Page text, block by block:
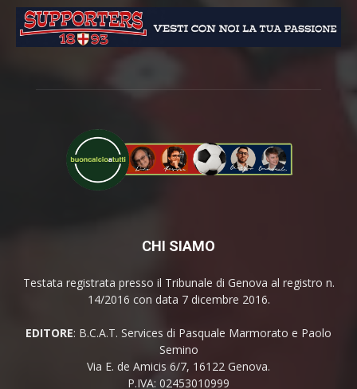
CHI SIAMO
Testata registrata presso il Tribunale di Genova al registro n.
14/2016 con data 7 dicembre 2016.
EDITORE: B.C.A.T. Services di Pasquale Marmorato e Paolo
Semino
Via E. de Amicis 6/7, 16122 Genova.
P.IVA: 02453010999